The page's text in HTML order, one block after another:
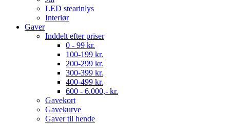
LED stearinlys
Interiør
Gaver
Inddelt efter priser
0 - 99 kr.
100-199 kr.
200-299 kr.
300-399 kr.
400-499 kr.
600 - 6.000,- kr.
Gavekort
Gavekurve
Gaver til hende